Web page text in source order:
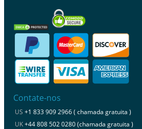
Contate-nos
US +1 833 909 2966 ( chamada gratuita )
UK+44 808 502 0280 (chamada gratuita )